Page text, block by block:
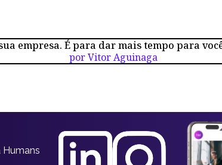
empresa. É para dar mais tempo para
por Vitor Aguinaga
Humans